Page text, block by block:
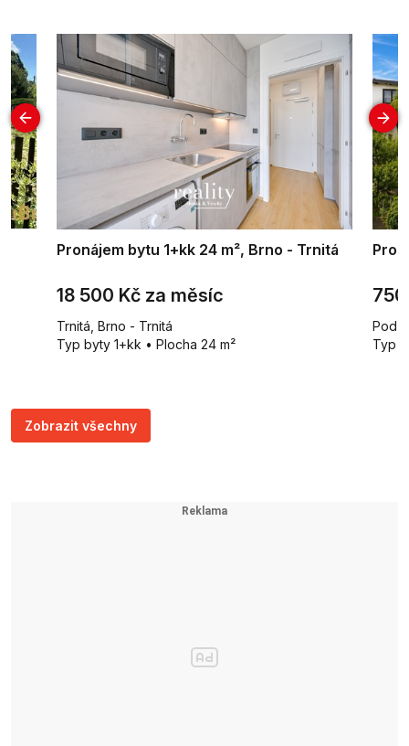
Pronájem bytu 1+kk 24 m², Brno - Trnitá
18 500 Kč za měsíc
Trnitá, Brno - Trnitá
Typ byty 1+kk • Plocha 24 m²
Pod
Typ
Zobrazit všechny